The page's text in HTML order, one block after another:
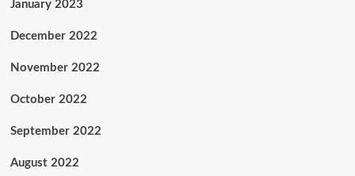
January 2023
December 2022
November 2022
October 2022
September 2022
August 2022